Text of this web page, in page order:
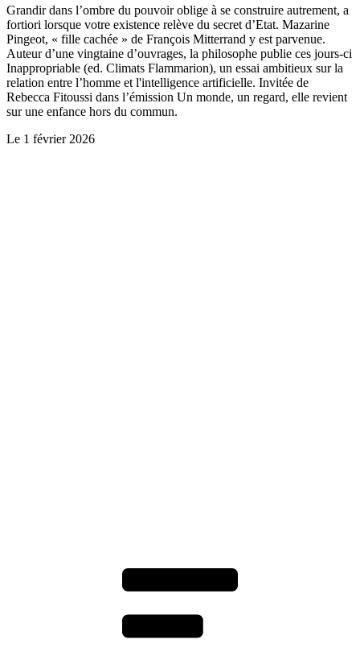
Grandir dans l’ombre du pouvoir oblige à se construire autrement, a
fortiori lorsque votre existence relève du secret d’Etat. Mazarine
Pingeot, « fille cachée » de François Mitterrand y est parvenue.
Auteur d’une vingtaine d’ouvrages, la philosophe publie ces jours-ci
Inappropriable (ed. Climats Flammarion), un essai ambitieux sur la
relation entre l’homme et l'intelligence artificielle. Invitée de
Rebecca Fitoussi dans l’émission Un monde, un regard, elle revient
sur une enfance hors du commun.
Le 1 février 2026